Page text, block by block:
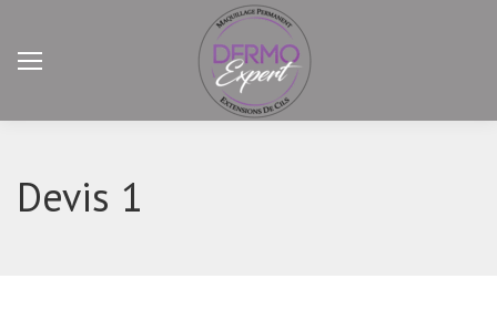
Devis 1